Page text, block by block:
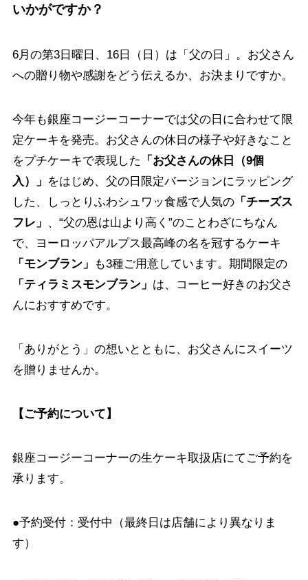
いかがですか？
6月の第3日曜日、16日（日）は「父の日」。お父さん
への贈り物や感謝をどう伝えるか、お決まりですか。
今年も銀座コージーコーナーでは父の日に合わせて限
定ケーキを発売。お父さんの休日の様子や好きなこと
をプチケーキで表現した
「お父さんの休日（9個
入）」 をはじめ、父の日限定バージョンにラッピング
した、しっとりふわシュワッ食感で人気の「チーズス
フレ」 、“父の恩は山より高く”のことわざにちなん
で、ヨーロッパアルプス最高峰の名を冠するケーキ
「モンブラン」
も3種ご用意しています。期間限定の
「ティラミスモンブラン」 は、コーヒー好きのお父さ
んにおすすめです。
「ありがとう」の想いとともに、お父さんにスイーツ
を贈りませんか。
【ご予約について】
銀座コージーコーナーの生ケーキ取扱店にてご予約を
承ります。
●予約受付：受付中（最終日は店舗により異なりま
す）